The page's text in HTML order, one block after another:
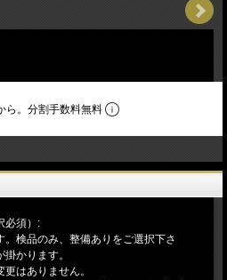
ら。分割手数料無料
必須）:
検品のみ、整備ありをご選択下さ
かります。
はありません。